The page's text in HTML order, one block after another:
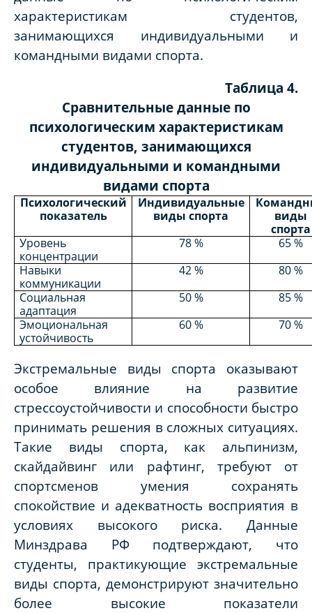
характеристикам студентов,
занимающихся индивидуальными и
командными видами спорта.
Таблица 4.
Сравнительные данные по
психологическим характеристикам
студентов, занимающихся
индивидуальными и командными
видами спорта
Психологический
показатель
Индивидуальные
виды спорта
виды
спорта
Уровень
концентрации
78 %
65 %
Навыки
коммуникации
42 %
80 %
Социальная
адаптация
50 %
85 %
Эмоциональная
устойчивость
60 % 70 %
Экстремальные виды спорта оказывают
особое влияние на развитие
стрессоустойчивости и способности быстро
принимать решения в сложных ситуациях.
Такие виды спорта, как альпинизм,
скайдайвинг или рафтинг, требуют от
спортсменов умения сохранять
спокойствие и адекватность восприятия в
условиях высокого риска. Данные
Минздрава РФ подтверждают, что
студенты, практикующие экстремальные
виды спорта, демонстрируют значительно
более высокие показатели